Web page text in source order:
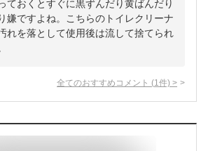
ておくとすぐに黒ずんだり黄ばんだり
嫌ですよね。こちらのトイレクリーナ
れを落として使用後は流して捨てられ
全てのおすすめコメント (1 件) >